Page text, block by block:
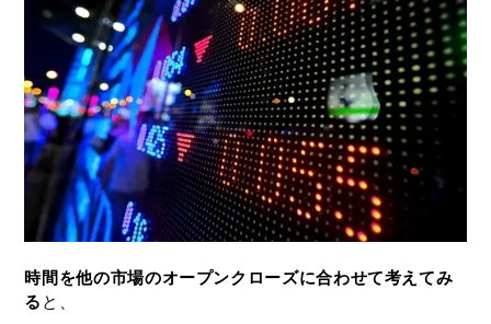
時間を他の市場のオープンクローズに合わせて考えてみ
る と、